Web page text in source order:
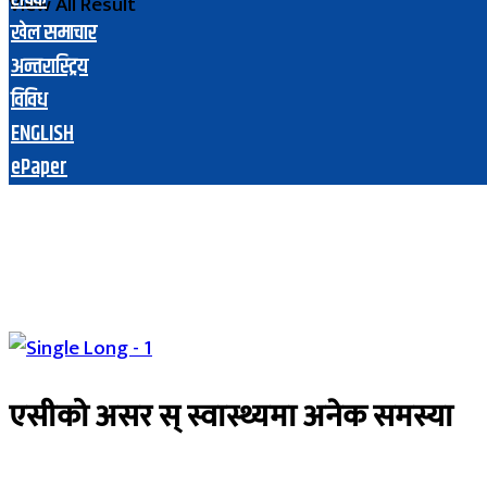
खेल समाचार
अन्तरास्ट्रिय
विविध
ENGLISH
ePaper
एसीको असर स् स्वास्थ्यमा अनेक समस्या